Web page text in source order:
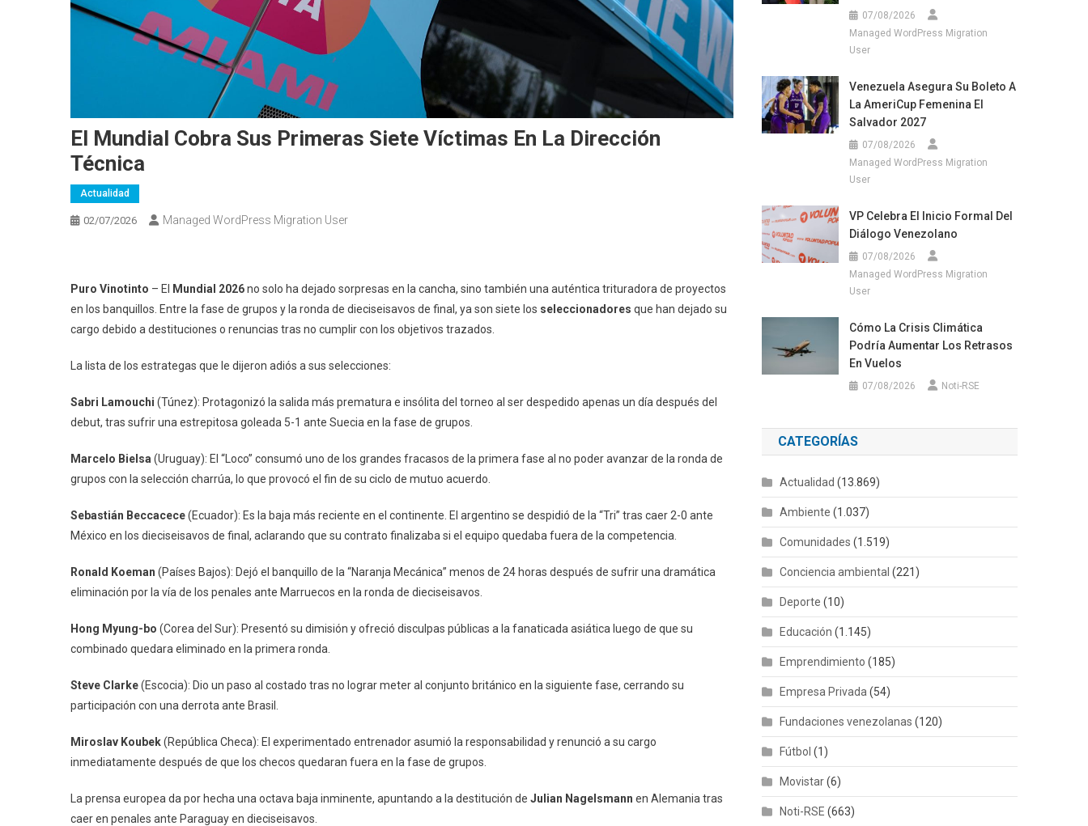
El Mundial Cobra Sus Primeras Siete Víctimas En La Dirección
Técnica
Actualidad
02/07/2026 Managed WordPress Migration User
Puro Vinotinto – El Mundial 2026no solo ha dejado sorpresas en la cancha, sino también una auténtica trituradora de proyectos
en los banquillos. Entre la fase de grupos y la ronda de dieciseisavos de final, ya son siete los seleccionadores que han dejado su
cargo debido a destituciones o renuncias tras no cumplir con los objetivos trazados.
La lista de los estrategas que le dijeron adiós a sus selecciones:
Sabri Lamouchi (Túnez): Protagonizó la salida más prematura e insólita del torneo al ser despedido apenas un día después del
debut, tras sufrir una estrepitosa goleada 5-1 ante Suecia en la fase de grupos.
Marcelo Bielsa (Uruguay): El “Loco” consumó uno de los grandes fracasos de la primera fase al no poder avanzar de la ronda de
grupos con la selección charrúa, lo que provocó el fin de su ciclo de mutuo acuerdo.
Sebastián Beccacece(Ecuador): Es la baja más reciente en el continente. El argentino se despidió de la “Tri” tras caer 2-0 ante
México en los dieciseisavos de final, aclarando que su contrato finalizaba si el equipo quedaba fuera de la competencia.
Ronald Koeman (Países Bajos): Dejó el banquillo de la “Naranja Mecánica” menos de 24 horas después de sufrir una dramática
eliminación por la vía de los penales ante Marruecos en la ronda de dieciseisavos.
Hong Myung-bo (Corea del Sur): Presentó su dimisión y ofreció disculpas públicas a la fanaticada asiática luego de que su
combinado quedara eliminado en la primera ronda.
Steve Clarke(Escocia): Dio un paso al costado tras no lograr meter al conjunto británico en la siguiente fase, cerrando su
participación con una derrota ante Brasil.
Miroslav Koubek(República Checa): El experimentado entrenador asumió la responsabilidad y renunció a su cargo
inmediatamente después de que los checos quedaran fuera en la fase de grupos.
La prensa europea da por hecha una octava baja inminente, apuntando a la destitución de Julian Nagelsmann en Alemania tras
caer en penales ante Paraguay en dieciseisavos.
07/08/2026
Managed WordPress Migration
User
Venezuela Asegura Su Boleto A
La AmeriCup Femenina El
Salvador 2027
07/08/2026
Managed WordPress Migration
User
VP Celebra El Inicio Formal Del
Diálogo Venezolano
07/08/2026
Managed WordPress Migration
User
Cómo La Crisis Climática
Podría Aumentar Los Retrasos
En Vuelos
07/08/2026 Noti-RSE
CATEGORÍAS
Actualidad (13.869)
Ambiente (1.037)
Comunidades (1.519)
Conciencia ambiental (221)
Deporte (10)
Educación (1.145)
Emprendimiento (185)
Empresa Privada (54)
Fundaciones venezolanas (120)
Fútbol (1)
Movistar(6)
Noti-RSE (663)